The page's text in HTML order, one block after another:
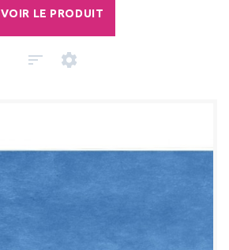
VOIR LE PRODUIT